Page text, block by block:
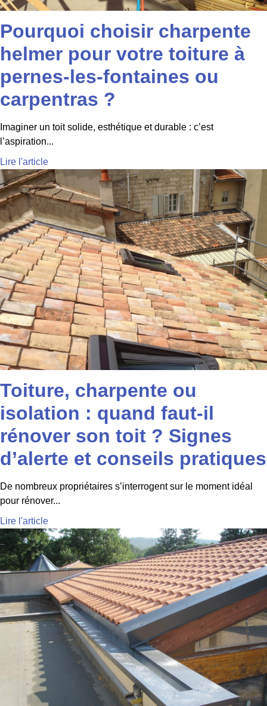
Pourquoi choisir charpente
helmer pour votre toiture à
pernes-les-fontaines ou
carpentras ?
Imaginer un toit solide, esthétique et durable : c’est
l’aspiration...
Lire l'article
Toiture, charpente ou
isolation : quand faut-il
rénover son toit ? Signes
d’alerte et conseils pratiques
De nombreux propriétaires s’interrogent sur le moment idéal
pour rénover...
Lire l'article